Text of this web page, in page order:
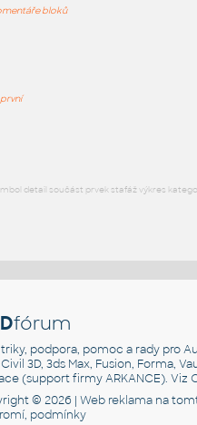
bloků
detail součást prvek stafáž výkres
fórum
podpora, pomoc a rady pro
Civil 3D, 3ds Max, Fusion, Forma,
(support firmy ARKANCE). Viz
© 2026 |Web reklama na
podmínky